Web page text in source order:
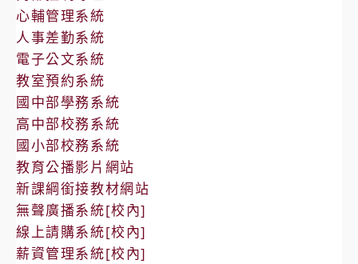
心輔管理系統
人事差勤系統
電子公文系統
教室預約系統
國中部學務系統
高中部校務系統
國小部校務系統
教育公播影片網站
新課綱銜接教材網站
無聲廣播系統[校內]
線上請購系統[校內]
薪資管理系統[校內]